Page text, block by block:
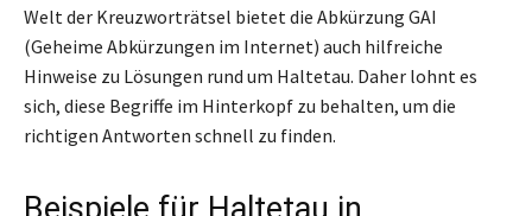
Welt der Kreuzworträtsel bietet die Abkürzung GAI
(Geheime Abkürzungen im Internet) auch hilfreiche
Hinweise zu Lösungen rund um Haltetau. Daher lohnt es
sich, diese Begriffe im Hinterkopf zu behalten, um die
richtigen Antworten schnell zu finden.